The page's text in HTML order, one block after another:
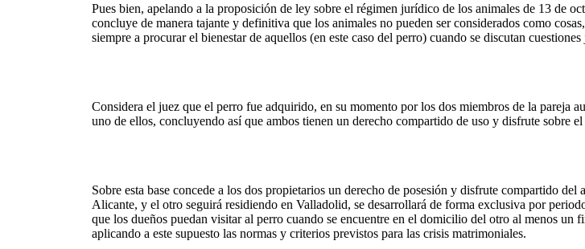
Pues bien, apelando a la proposición de ley sobre el régimen jurídico de los animales de 13 de
concluye de manera tajante y definitiva que los animales no pueden ser considerados como
siempre a procurar el bienestar de aquellos (en este caso del perro) cuando se discutan
Considera el juez que el perro fue adquirido, en su momento por los dos miembros de la pareja
uno de ellos, concluyendo así que ambos tienen un derecho compartido de uso y disfrute sobre
Sobre esta base concede a los dos propietarios un derecho de posesión y disfrute compartido
Alicante, y el otro seguirá residiendo en Valladolid, se desarrollará de forma exclusiva por
que los dueños puedan visitar al perro cuando se encuentre en el domicilio del otro al menos un
aplicando a este supuesto las normas y criterios previstos para las crisis matrimoniales.